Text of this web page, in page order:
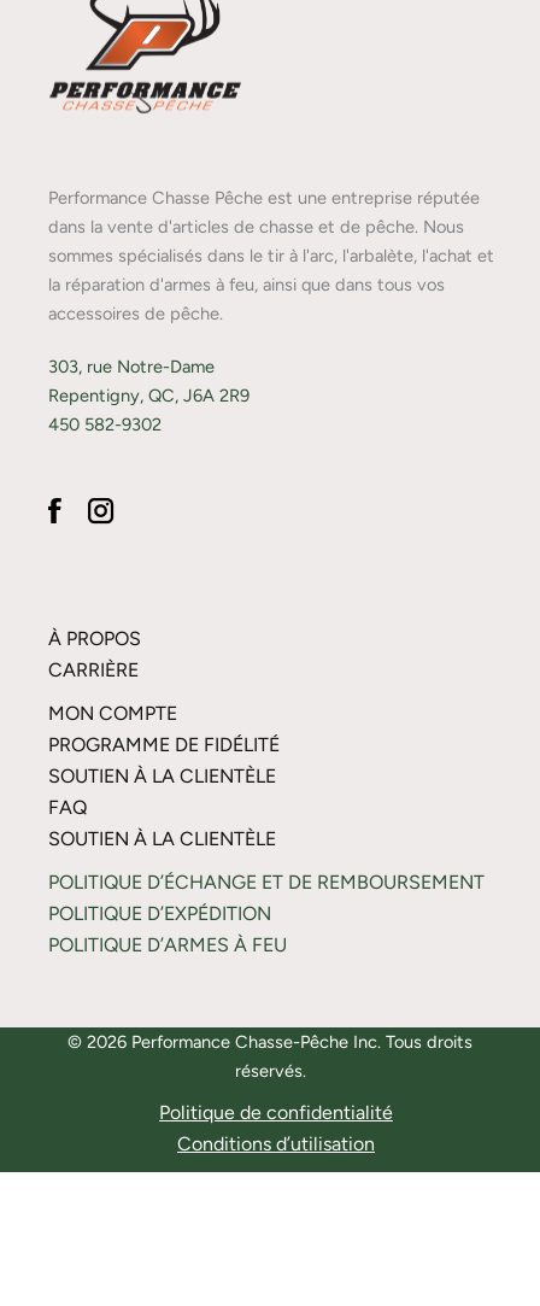
Performance Chasse Pêche est une entreprise réputée
dans la vente d'articles de chasse et de pêche. Nous
sommes spécialisés dans le tir à l'arc, l'arbalète, l'achat et
la réparation d'armes à feu, ainsi que dans tous vos
accessoires de pêche.
303, rue Notre-Dame
Repentigny, QC, J6A 2R9
450 582-9302
À PROPOS
CARRIÈRE
MON COMPTE
PROGRAMME DE FIDÉLITÉ
SOUTIEN À LA CLIENTÈLE
FAQ
SOUTIEN À LA CLIENTÈLE
POLITIQUE D’ÉCHANGE ET DE REMBOURSEMENT
POLITIQUE D’EXPÉDITION
POLITIQUE D’ARMES À FEU
© 2026 Performance Chasse-Pêche Inc. Tous droits
réservés.
Politique de confidentialité
Conditions d’utilisation